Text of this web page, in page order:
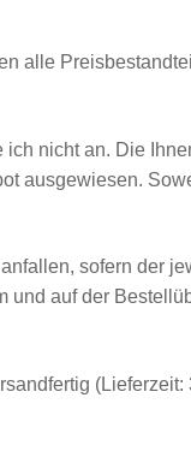
alle
nicht an. Die
ausgewiesen.
sofern der
und auf der
(Lieferzeit: